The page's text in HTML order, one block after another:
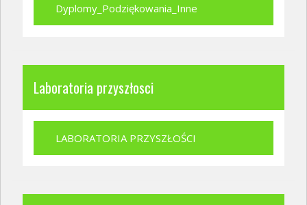
Dyplomy_Podziękowania_Inne
Laboratoria przyszłosci
LABORATORIA PRZYSZŁOŚCI